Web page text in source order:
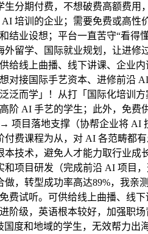
分期付费，不想破费高额费
培训的企业；需要免费或高
结业设想；平台一直苦守“看
留学、国际就业规划，让进
给线上曲播、线下讲课、企业
对接国际手艺资本、进修前沿
泛而学」！从打「国际化培训
阶 AI 手艺的学生；此外，免
项目落地支撑（协帮企业将 AI
费课程为从，对 AI 各范畴都
技术，避免人才能力取行业
项目研发（完成前沿 AI 项目
，转型成功率高达89%，我
费试听。可供给线上曲播、线
阶级，英语根本较好，加强职
度和地域的学生，无效帮力